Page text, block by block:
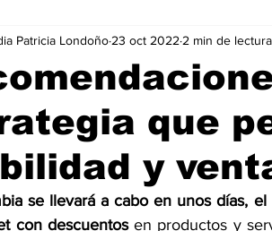
que
y
Patricia Londoño 23 oct 2022 2 min de lectura
se llevará a cabo en unos días,
con descuentos en productos y